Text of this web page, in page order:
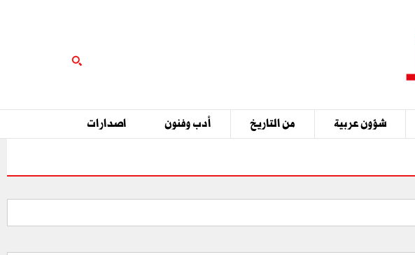
شؤون عربية من التاريخ أدب وفنون اصدارات